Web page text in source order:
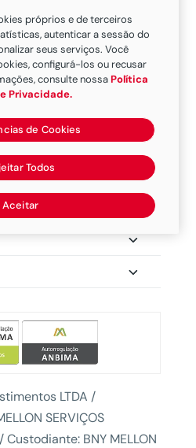
LTDA /
SERVIÇOS
Custodiante: BNY MELLON
próprios e de terceiros
autenticar a sessão do
seus serviços. Você
configurá-los ou recusar
consulte nossaPolítica
Privacidade.
de Cookies
Todos
Aceitar